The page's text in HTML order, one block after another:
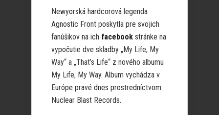
Newyorská hardcorová legenda
Agnostic Front poskytla pre svojich
fanúšikov na ich facebook stránke na
vypočutie dve skladby „My Life, My
Way“ a „That’s Life“ z nového albumu
My Life, My Way. Album vychádza v
Európe pravé dnes prostredníctvom
Nuclear Blast Records.